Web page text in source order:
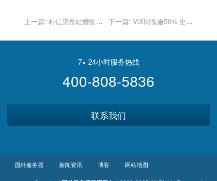
上一篇: 朴信惠念結婚誓詞
全網
下一篇: VIX周漲逾50% 史坦
7× 24小时服务热线
400-808-5836
联系我们
国外服务器 新闻资讯 博客 网站地图